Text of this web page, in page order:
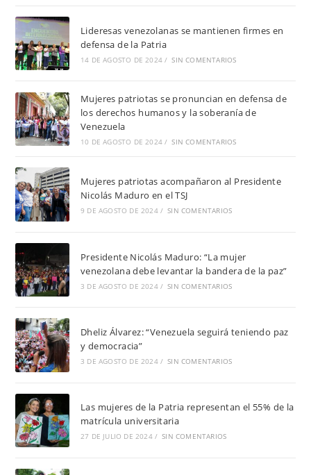
Lideresas venezolanas se mantienen firmes en
defensa de la Patria
14 DE AGOSTO DE 2024 / SIN COMENTARIOS
Mujeres patriotas se pronuncian en defensa de
los derechos humanos y la soberanía de
Venezuela
10 DE AGOSTO DE 2024 / SIN COMENTARIOS
Mujeres patriotas acompañaron al Presidente
Nicolás Maduro en el TSJ
9 DE AGOSTO DE 2024 / SIN COMENTARIOS
Presidente Nicolás Maduro: “La mujer
venezolana debe levantar la bandera de la paz”
3 DE AGOSTO DE 2024 / SIN COMENTARIOS
Dheliz Álvarez: “Venezuela seguirá teniendo paz
y democracia”
3 DE AGOSTO DE 2024 / SIN COMENTARIOS
Las mujeres de la Patria representan el 55% de la
matrícula universitaria
27 DE JULIO DE 2024 / SIN COMENTARIOS